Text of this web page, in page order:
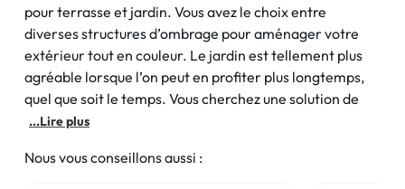
pour terrasse et jardin. Vous avez le choix entre
diverses structures d’ombrage pour aménager votre
extérieur tout en couleur. Le jardin est tellement plus
agréable lorsque l’on peut en profiter plus longtemps,
quel que soit le temps. Vous cherchez une solution de
...Lire plus
Nous vous conseillons aussi :